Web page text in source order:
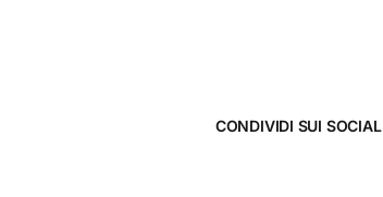
CONDIVIDI SUI SOCIAL